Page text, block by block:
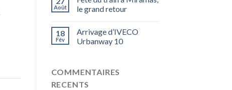
Août
le grand retour
18
Fév
Arrivage d’IVECO
Urbanway 10
COMMENTAIRES
RECENTS